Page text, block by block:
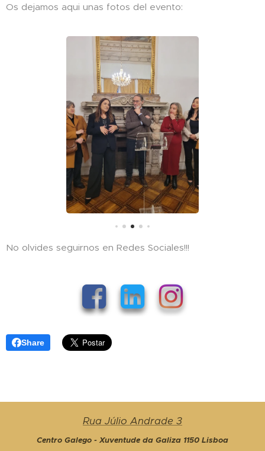
Os dejamos aqui unas fotos del evento:
No olvides seguirnos en Redes Sociales!!!
Share
Rua Júlio Andrade 3
Centro Galego - Xuventude da Galiza 1150 Lisboa